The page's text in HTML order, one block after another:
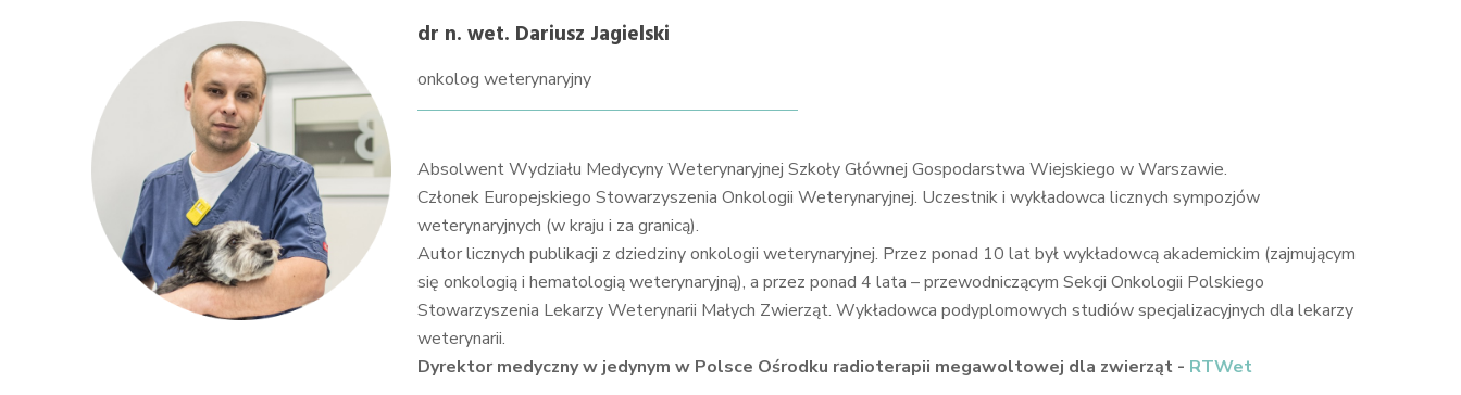
dr n. wet. Dariusz Jagielski
onkolog weterynaryjny
Absolwent Wydziału Medycyny Weterynaryjnej Szkoły Głównej Gospodarstwa Wiejskiego w Warszawie.
Członek Europejskiego Stowarzyszenia Onkologii Weterynaryjnej. Uczestnik i wykładowca licznych sympozjów
weterynaryjnych (w kraju i za granicą).
Autor licznych publikacji z dziedziny onkologii weterynaryjnej. Przez ponad 10 lat był wykładowcą akademickim (zajmującym
się onkologią i hematologią weterynaryjną), a przez ponad 4 lata – przewodniczącym Sekcji Onkologii Polskiego
Stowarzyszenia Lekarzy Weterynarii Małych Zwierząt. Wykładowca podyplomowych studiów specjalizacyjnych dla lekarzy
weterynarii.
Dyrektor medyczny w jedynym w Polsce Ośrodku radioterapii megawoltowej dla zwierząt - RTWet